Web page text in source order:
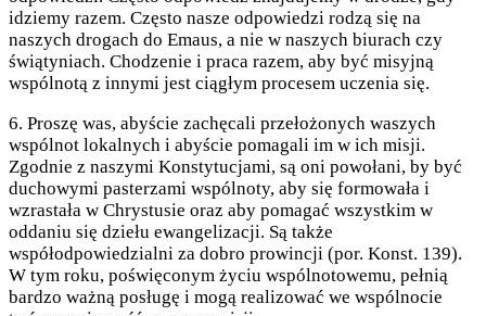
idziemy razem. Często nasze odpowiedzi rodzą się na
naszych drogach do Emaus, a nie w naszych biurach czy
świątyniach. Chodzenie i praca razem, aby być misyjną
wspólnotą z innymi jest ciągłym procesem uczenia się.
6. Proszę was, abyście zachęcali przełożonych waszych
wspólnot lokalnych i abyście pomagali im w ich misji.
Zgodnie z naszymi Konstytucjami, są oni powołani, by być
duchowymi pasterzami wspólnoty, aby się formowała i
wzrastała w Chrystusie oraz aby pomagać wszystkim w
oddaniu się dziełu ewangelizacji. Są także
współodpowiedzialni za dobro prowincji (por. Konst. 139).
W tym roku, poświęconym życiu wspólnotowemu, pełnią
bardzo ważną posługę i mogą realizować we wspólnocie